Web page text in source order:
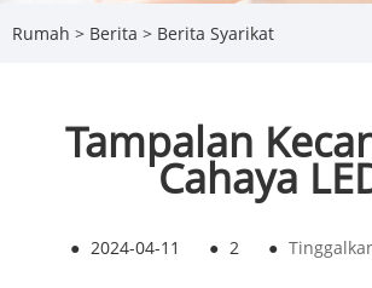
Rumah > Berita > Berita Syarikat
Tampalan
Cahaya
● 2024-04-11 ● 2 ●